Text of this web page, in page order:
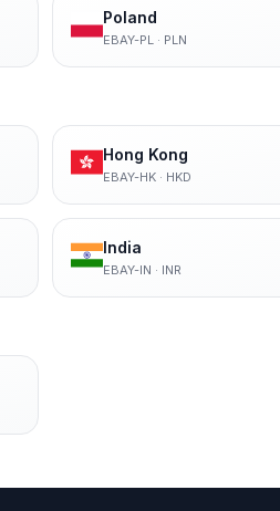
Poland
EBAY-PL· PLN
Hong Kong
EBAY-HK· HKD
India
EBAY-IN · INR